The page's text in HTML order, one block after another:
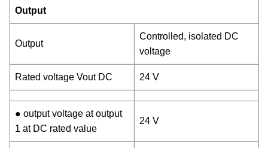
Output
Output
Controlled, isolated DC
voltage
Rated voltage Vout DC 24 V
● output voltage at output
1 at DC rated value
24 V